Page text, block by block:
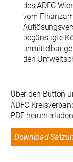
des ADFC
vom
begünstigte
unmittelbar
den
Über den Button
ADFC
PDF
Download